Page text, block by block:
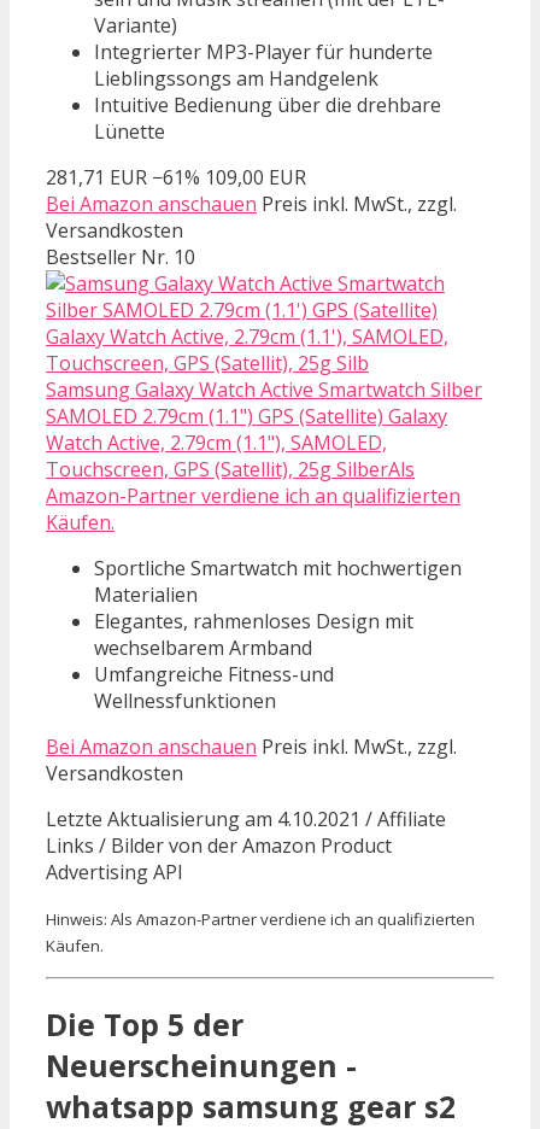
Variante)
Integrierter MP3-Player für hunderte
Lieblingssongs am Handgelenk
Intuitive Bedienung über die drehbare
Lünette
281,71 EUR −61% 109,00 EUR
Bei Amazon anschauen Preis inkl. MwSt., zzgl.
Versandkosten
Bestseller Nr. 10
Samsung Galaxy Watch Active Smartwatch Silber
SAMOLED 2.79cm (1.1") GPS (Satellite) Galaxy
Watch Active, 2.79cm (1.1"), SAMOLED,
Touchscreen, GPS (Satellit), 25g SilberAls
Amazon-Partner verdiene ich an qualifizierten
Käufen.
Sportliche Smartwatch mit hochwertigen
Materialien
Elegantes, rahmenloses Design mit
wechselbarem Armband
Umfangreiche Fitness-und
Wellnessfunktionen
Bei Amazon anschauen Preis inkl. MwSt., zzgl.
Versandkosten
Letzte Aktualisierung am 4.10.2021 / Affiliate
Links / Bilder von der Amazon Product
Advertising API
Hinweis: Als Amazon-Partner verdiene ich an qualifizierten
Käufen.
Die Top 5 der
Neuerscheinungen -
whatsapp samsung gear s2